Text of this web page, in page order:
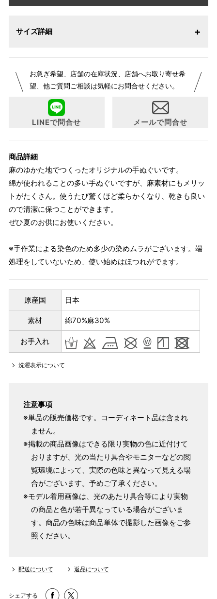
サイズ詳細
お急ぎ希望、店舗の在庫状況、店舗へお取り寄せ希
望、他ご質問ご相談は気軽にお問合せください。
LINEで問合せ メールで問合せ
商品詳細
麻のゆかた地でつくったオリジナルの手ぬぐいです。
綿が使われることの多い手ぬぐいですが、麻素材にもメリッ
トがたくさん。使うたび驚くほど柔らかくなり、乾きも良い
ので清潔に保つことができます。
ぜひ夏のお供にお使いください。
※手作業による染色のため多少の染めムラがございます。端
処理をしていないため、使い始めはほつれがでます。
原産国 日本
素材 綿70%麻30%
お手入れ
洗濯表示について
注意事項
※単品の販売価格です。コーディネート品は含まれ
ません。
※掲載の商品画像はできる限り実物の色に近付けて
おりますが、光の当たり具合やモニターなどの閲
覧環境によって、実際の色味と異なって見える場
合がございます。予めご了承ください。
※モデル着用画像は、光のあたり具合等により実物
の商品と色が若干異なっている場合がございま
す。商品の色味は商品単体で撮影した画像をご参
照ください。
配送について 返品について
シェアする